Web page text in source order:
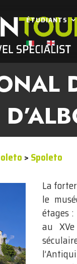
ÉTUDIANTS
> Spoleto
La
le
étages
au